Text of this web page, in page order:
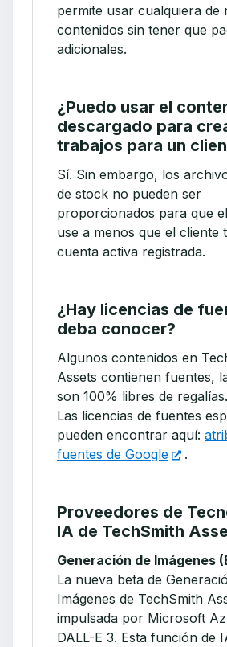
permite usar cualquiera de
contenidos sin tener que
adicionales.
¿Puedo usar el
descargado para
trabajos para un
Sí. Sin embargo, los
de stock no pueden ser
proporcionados para que
use a menos que el cliente
cuenta activa registrada.
¿Hay licencias de
deba conocer?
Algunos contenidos en
Assets contienen fuentes,
son 100% libres de regalías.
Las licencias de fuentes
pueden encontrar aquí:
fuentes de Google
.
Proveedores de
IA de TechSmith
Generación de Imágenes
La nueva beta de
Imágenes de TechSmith
impulsada por Microsoft
DALL-E 3. Esta función de